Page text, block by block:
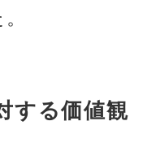
する価値観